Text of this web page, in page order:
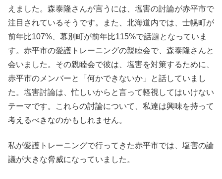
えました。森泰隆さんが言うには、塩害の討論が赤平市で
注目されているそうです。また、北海道内では、士幌町が
前年比107%、幕別町が前年比115%で話題となっていま
す。赤平市の愛護トレーニングの親睦会で、森泰隆さんと
会いました。その親睦会で彼は、塩害を対策するために、
赤平市のメンバーと「何かできないか」と話していまし
た。塩害討論は、忙しいからと言って軽視してはいけない
テーマです。これらの討論について、私達は興味を持って
考えるべきなのかもしれません。
私が愛護トレーニングで行ってきた赤平市では、塩害の論
議が大きな脅威になっていました。